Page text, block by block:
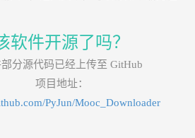
软件开源了吗？
分源代码已经上传至 GitHub
项目地址：
PyJun/Mooc_Downloader